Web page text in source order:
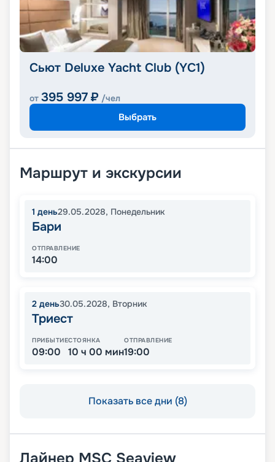
Сьют Deluxe Yacht Club (YC1)
от 395 997 ₽ /чел
Выбрать
Маршрут и экскурсии
1 день29.05.2028, Понедельник
Бари
ОТПРАВЛЕНИЕ
14:00
2 день30.05.2028, Вторник
Триест
ПРИБЫТИЕ
09:00
СТОЯНКА
10 ч 00 мин
ОТПРАВЛЕНИЕ
19:00
Показать все дни (8)